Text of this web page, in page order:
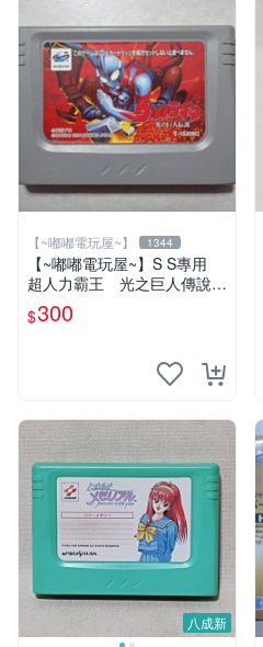
【~嘟嘟電玩屋~】 1344
【~嘟嘟電玩屋~】S S專用
超人力霸王 光之巨人傳說
加速卡
$300
八成新